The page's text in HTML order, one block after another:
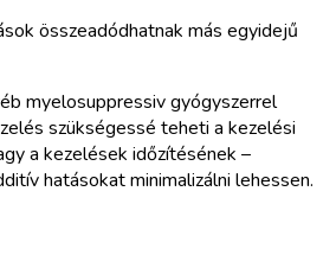
összeadódhatnak más egyidejű
myelosuppressiv gyógyszerrel
szükségessé teheti a kezelési
a kezelések időzítésének –
hatásokat minimalizálni lehessen.